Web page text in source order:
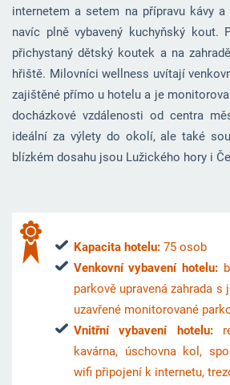
internetem a setem na přípravu kávy
navíc plně vybavený kuchyňský
přichystaný dětský koutek a na
hřiště. Milovníci wellness uvítají
zajištěné přímo u hotelu a je
docházkové vzdálenosti od centra
ideální za výlety do okolí, ale také
blízkém dosahu jsou Lužického hory i
Kapacita hotelu: 75 osob
Venkovní vybavení hotelu:
parkově upravená zahrada s
uzavřené monitorované
Vnitřní vybavení hotelu:
kavárna, úschovna kol,
wifi připojení k internetu,